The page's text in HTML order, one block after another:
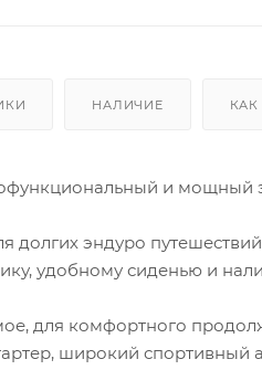
НАЛИЧИЕ КАК
и мощный
долгих эндуро
удобному сиденью и
для комфортного
широкий